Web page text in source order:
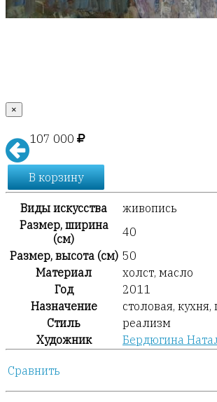
×
107 000
В корзину
Виды искусства
живопись
Размер, ширина
(см)
40
Размер, высота (см) 50
Материал
холст, масло
Год
2011
Назначение
столовая, кухня,
Стиль
реализм
Художник
Бердюгина
Сравнить